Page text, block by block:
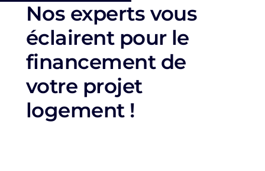
Nos experts vous
éclairent pour le
financement de
votre projet
logement !